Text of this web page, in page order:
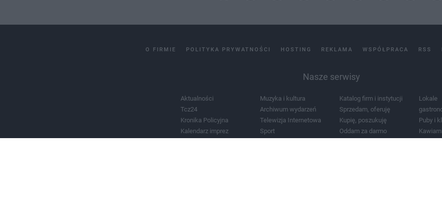
O FIRMIE POLITYKA PRYWATNOŚCI HOSTING REKLAMA WSPÓŁPRACA RSS
Nasze serwisy
Aktualności
Tcz24
Kronika Policyjna
Kalendarz imprez
Muzyka i kultura
Archiwum wydarzeń
Telewizja Internetowa
Sport
Katalog firm i instytucji
Sprzedam, oferuję
Kupię, poszukuję
Oddam za darmo
Lokale
Puby i